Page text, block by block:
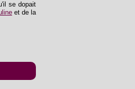
se dopait
et de la